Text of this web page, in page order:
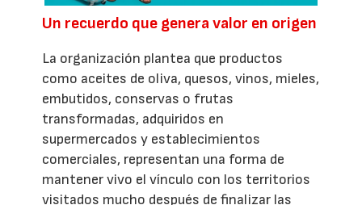
Un recuerdo que genera valor en origen
La organización plantea que productos
como aceites de oliva, quesos, vinos, mieles,
embutidos, conservas o frutas
transformadas, adquiridos en
supermercados y establecimientos
comerciales, representan una forma de
mantener vivo el vínculo con los territorios
visitados mucho después de finalizar las